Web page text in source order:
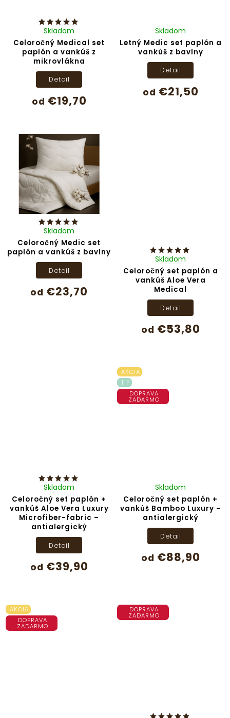
Celoročný Medical set
paplón a vankúš z
mikrovlákna
Skladom
od €19,70
Detail
Letný Medic set paplón a
vankúš z bavlny
Skladom
od €21,50
Detail
Celoročný Medic set
paplón a vankúš z bavlny
Skladom
od €23,70
Detail
Celoročný set paplón a
vankúš Aloe Vera
Medical
Skladom
od €53,80
Detail
Celoročný set paplón +
vankúš Aloe Vera Luxury
Microfiber-fabric –
antialergický
Skladom
od €39,90
Detail
AKCIA
TIP
DOPRAVA
ZADARMO
Celoročný set paplón +
vankúš Bamboo Luxury –
antialergický
Skladom
od €88,90
Detail
AKCIA
DOPRAVA
ZADARMO
DOPRAVA
ZADARMO